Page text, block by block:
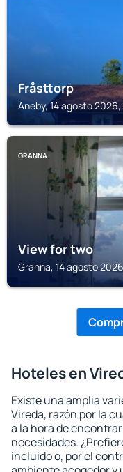
Fråsttorp
Aneby, 14 agosto
GRANNA
View for two
Granna, 14 agosto
Hoteles en
Existe una amplia
Vireda, razón por la
a la hora de
necesidades.
incluido o, por el